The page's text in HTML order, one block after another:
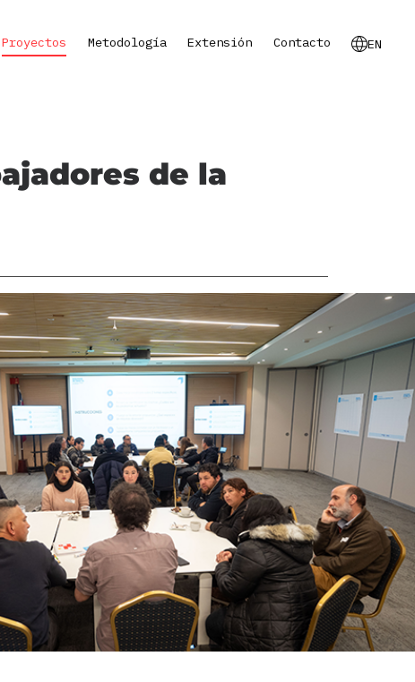
Proyectos Metodología Extensión Contacto EN
de la